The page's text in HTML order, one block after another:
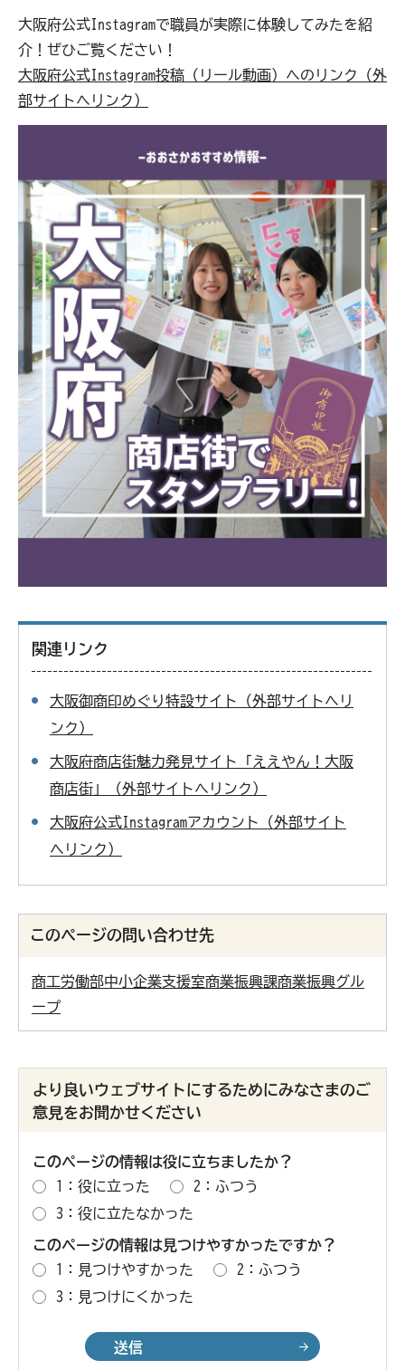
大阪府公式Instagramで職員が実際に体験してみたを紹
介！ぜひご覧ください！
大阪府公式Instagram投稿（リール動画）へのリンク（外
部サイトへリンク）
関連リンク
大阪御商印めぐり特設サイト（外部サイトへリ
ンク）
大阪府商店街魅力発見サイト「ええやん！大阪
商店街」（外部サイトへリンク）
大阪府公式Instagramアカウント（外部サイト
へリンク）
このページの問い合わせ先
商工労働部中小企業支援室商業振興課商業振興グル
ープ
より良いウェブサイトにするためにみなさまのご
意見をお聞かせください
このページの情報は役に立ちましたか？
1：役に立った
2：ふつう
3：役に立たなかった
このページの情報は見つけやすかったですか？
1：見つけやすかった
2：ふつう
3：見つけにくかった